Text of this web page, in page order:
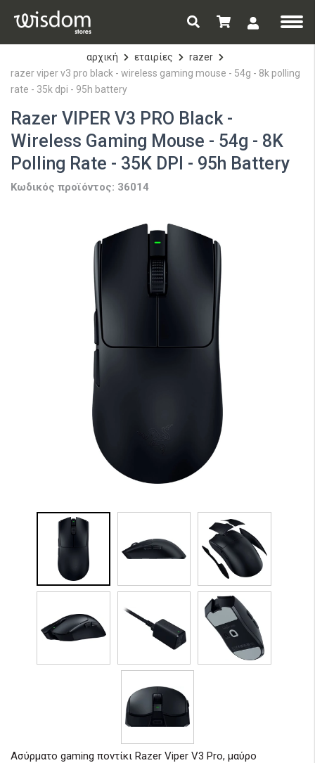
αρχική εταιρίες
razer
razer viper v3 pro black - wireless gaming mouse - 54g - 8k polling
rate - 35k dpi - 95h battery
Razer VIPER V3 PRO Black -
Wireless Gaming Mouse - 54g - 8K
Polling Rate - 35K DPI - 95h Battery
Κωδικός προϊόντος: 36014
Ασύρματο gaming ποντίκι Razer Viper V3 Pro, μαύρο